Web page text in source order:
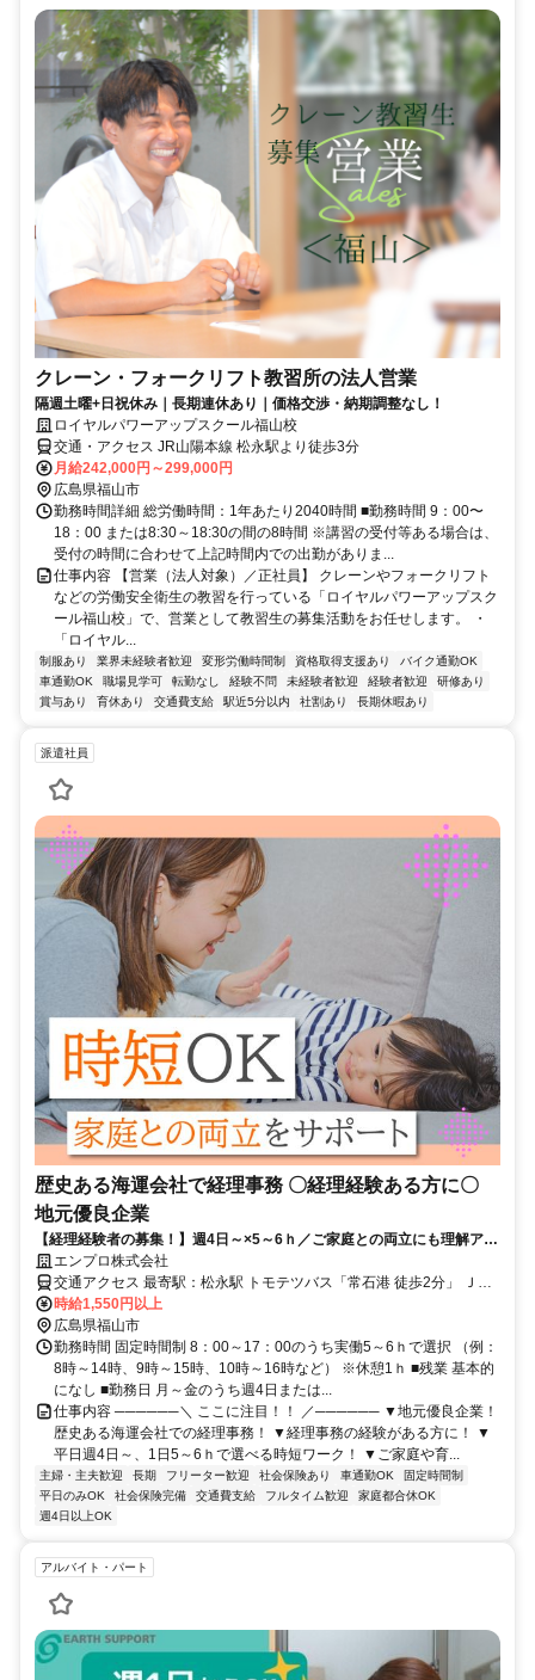
クレーン・フォークリフト教習所の法人営業
隔週土曜+日祝休み｜長期連休あり｜価格交渉・納期調整なし！
ロイヤルパワーアップスクール福山校
交通・アクセス JR山陽本線 松永駅より徒歩3分
月給242,000円～299,000円
広島県福山市
勤務時間詳細 総労働時間：1年あたり2040時間 ■勤務時間 9：00〜
18：00 または8:30～18:30の間の8時間 ※講習の受付等ある場合は、
受付の時間に合わせて上記時間内での出勤がありま...
仕事内容 【営業（法人対象）／正社員】 クレーンやフォークリフト
などの労働安全衛生の教習を行っている「ロイヤルパワーアップスク
ール福山校」で、営業として教習生の募集活動をお任せします。 ・
「ロイヤル...
制服あり 業界未経験者歓迎 変形労働時間制 資格取得支援あり
バイク通勤OK
車通勤OK
職場見学可 転勤なし 経験不問 未経験者歓迎 経験者歓迎
研修あり
賞与あり
育休あり 交通費支給 駅近5分以内 社割あり 長期休暇あり
派遣社員
歴史ある海運会社で経理事務 〇経理経験ある方に〇
地元優良企業
【経理経験者の募集！】週4日～×5～6ｈ／ご家庭との両立にも理解ア
リ！歴史ある地元の安定企業で落ち着いて働けます！＠松永駅・車可
エンプロ株式会社
交通アクセス 最寄駅：松永駅 トモテツバス「常石港 徒歩2分」 ＪＲ
山陽本線「松永駅 車21分」 ＪＲ山陽本線、福塩線「福山駅 車35分」
所在地：広島県福山市沼隈町常石 車通勤OK（P無料）
時給1,550円以上
広島県福山市
勤務時間 固定時間制 8：00～17：00のうち実働5～6ｈで選択 （例：
8時～14時、9時～15時、10時～16時など） ※休憩1ｈ ■残業 基本的
になし ■勤務日 月～金のうち週4日または...
仕事内容 ──────＼ ここに注目！！ ／────── ▼地元優良企業！
歴史ある海運会社での経理事務！ ▼経理事務の経験がある方に！ ▼
平日週4日～、1日5～6ｈで選べる時短ワーク！ ▼ご家庭や育...
主婦・主夫歓迎 長期 フリーター歓迎 社会保険あり 車通勤OK
固定時間制
平日のみOK
社会保険完備 交通費支給 フルタイム歓迎
家庭都合休OK
週4日以上OK
アルバイト・パート